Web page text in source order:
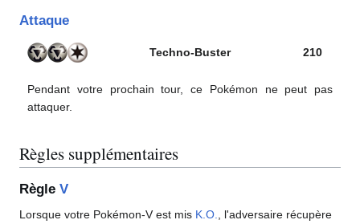
Attaque
Techno-Buster 210
Pendant votre prochain tour, ce Pokémon ne peut pas
attaquer.
Règles supplémentaires
Règle V
Lorsque votre Pokémon-V est mis K.O.
, l'adversaire récupère